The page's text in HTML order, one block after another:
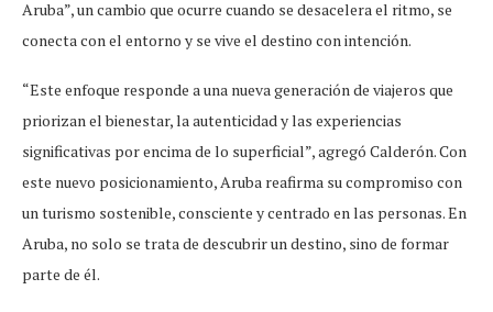
Aruba”, un cambio que ocurre cuando se desacelera el ritmo, se
conecta con el entorno y se vive el destino con intención.
“Este enfoque responde a una nueva generación de viajeros que
priorizan el bienestar, la autenticidad y las experiencias
significativas por encima de lo superficial”, agregó Calderón. Con
este nuevo posicionamiento, Aruba reafirma su compromiso con
un turismo sostenible, consciente y centrado en las personas. En
Aruba, no solo se trata de descubrir un destino, sino de formar
parte de él.